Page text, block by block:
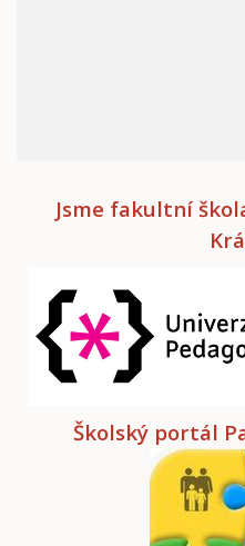
Jsme fakultní
Školský portál